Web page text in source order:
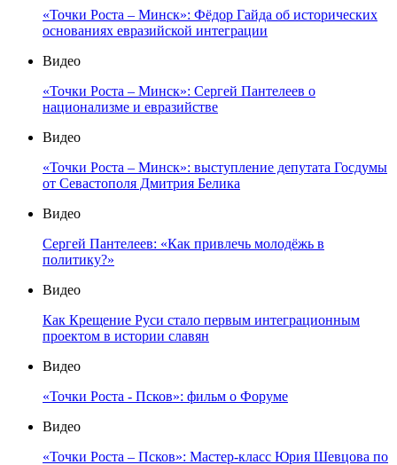
«Точки Роста – Минск»: Фёдор Гайда об исторических
основаниях евразийской интеграции
Видео
«Точки Роста – Минск»: Сергей Пантелеев о
национализме и евразийстве
Видео
«Точки Роста – Минск»: выступление депутата Госдумы
от Севастополя Дмитрия Белика
Видео
Сергей Пантелеев: «Как привлечь молодёжь в
политику?»
Видео
Как Крещение Руси стало первым интеграционным
проектом в истории славян
Видео
«Точки Роста - Псков»: фильм о Форуме
Видео
«Точки Роста – Псков»: Мастер-класс Юрия Шевцова по